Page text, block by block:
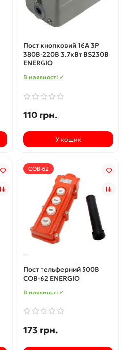
Пост кнопковий 16A 3P
380В-220В 3.7кВт BS230B
ENERGIO
В наявності ✓
110 грн.
У кошик
COB-62
Пост тельферний 500В
COB-62 ENERGIO
В наявності ✓
173 грн.